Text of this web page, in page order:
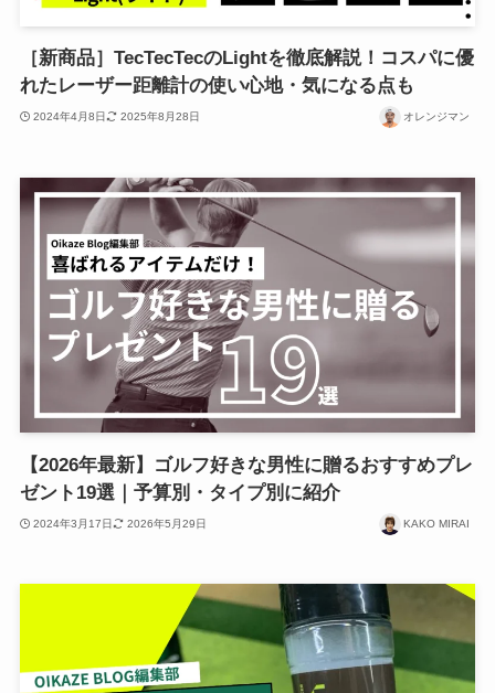
［新商品］TecTecTecのLightを徹底解説！コスパに優
れたレーザー距離計の使い心地・気になる点も
2024年4月8日 2025年8月28日 オレンジマン
【2026年最新】ゴルフ好きな男性に贈るおすすめプレ
ゼント19選｜予算別・タイプ別に紹介
2024年3月17日 2026年5月29日 KAKO MIRAI